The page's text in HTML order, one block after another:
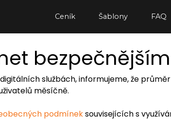
Ceník Šablony FAQ
službách, informujeme, že
měsíčně.
podmíneksouvisejících s